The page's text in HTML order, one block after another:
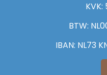
KVK:
BTW:
IBAN: NL73